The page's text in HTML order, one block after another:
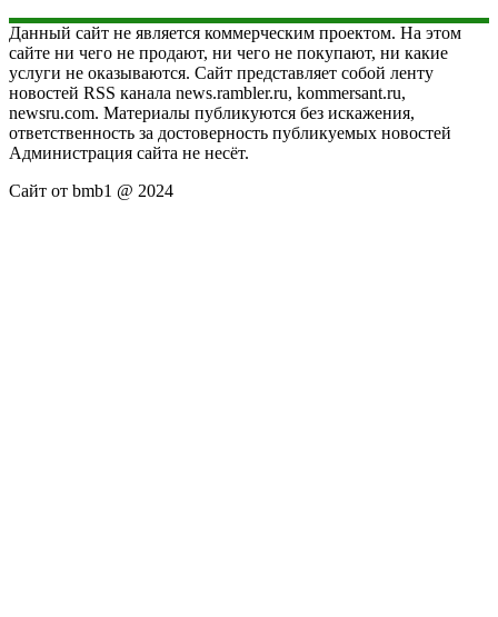
Данный сайт не является коммерческим проектом. На этом
сайте ни чего не продают, ни чего не покупают, ни какие
услуги не оказываются. Сайт представляет собой ленту
новостей RSS канала news.rambler.ru, kommersant.ru,
newsru.com. Материалы публикуются без искажения,
ответственность за достоверность публикуемых новостей
Администрация сайта не несёт.
Сайт от bmb1 @ 2024